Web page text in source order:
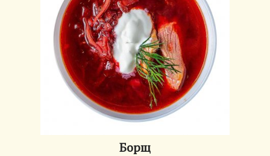
Борщ